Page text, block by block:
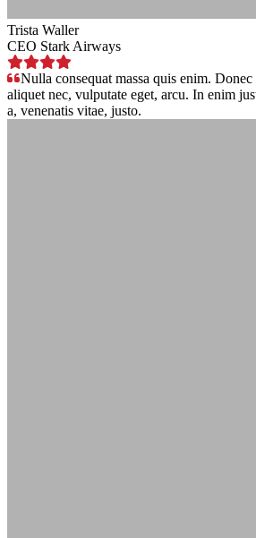
Trista Waller
CEO Stark Airways
Nulla consequat massa quis enim.
aliquet nec, vulputate eget, arcu. In enim
a, venenatis vitae, justo.